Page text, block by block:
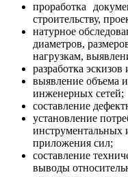
проработка
строительству,
натурное
диаметров,
нагрузкам,
разработка
выявление объема
инженерных сетей;
составление
установление
инструментальных
приложения сил;
составление
выводы